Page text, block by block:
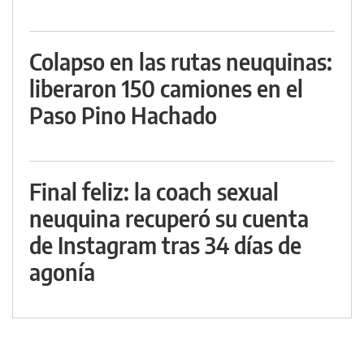
Colapso en las rutas neuquinas:
liberaron 150 camiones en el
Paso Pino Hachado
Final feliz: la coach sexual
neuquina recuperó su cuenta
de Instagram tras 34 días de
agonía